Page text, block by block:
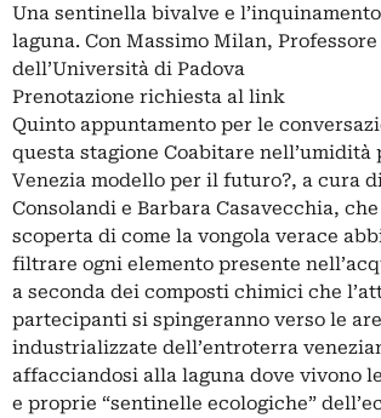
Una sentinella bivalve e
laguna. Con Massimo Milan,
dell’Università di Padova
Prenotazione richiesta al link
Quinto appuntamento per le
questa stagione Coabitare
Venezia modello per il futuro?, a cura
Consolandi e Barbara Casavecchia,
scoperta di come la vongola verace
filtrare ogni elemento presente
a seconda dei composti chimici che
partecipanti si spingeranno verso le
industrializzate dell’entroterra
affacciandosi alla laguna dove vivono
e proprie “sentinelle ecologiche”